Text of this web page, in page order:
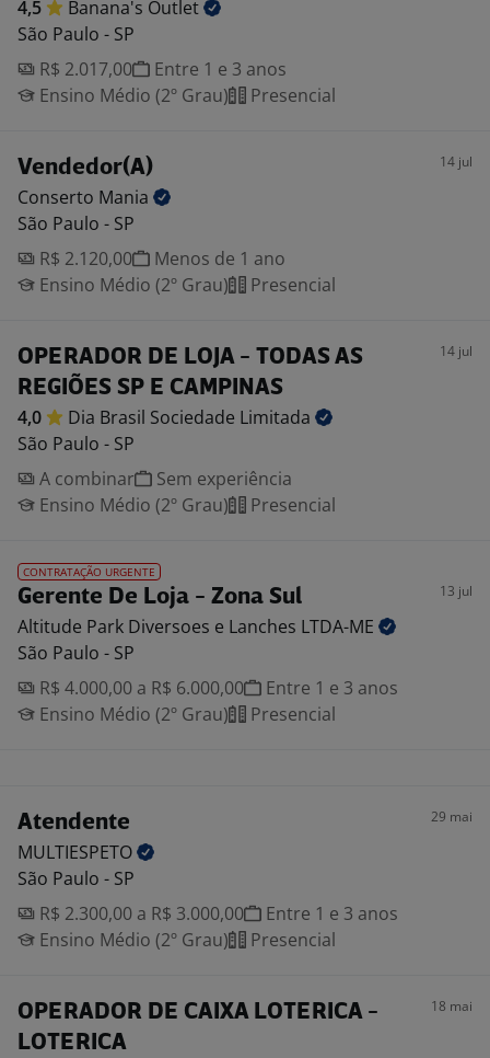
4,5 Banana's Outlet
São Paulo - SP
R$ 2.017,00
Entre 1 e 3 anos
Ensino Médio (2º Grau)
Presencial
Vendedor(A) 14 jul
Conserto Mania
São Paulo - SP
R$ 2.120,00
Menos de 1 ano
Ensino Médio (2º Grau)
Presencial
OPERADOR DE LOJA - TODAS AS
REGIÕES SP E CAMPINAS
14 jul
4,0 Dia Brasil Sociedade Limitada
São Paulo - SP
A combinar
Sem experiência
Ensino Médio (2º Grau)
Presencial
CONTRATAÇÃO URGENTE
Gerente De Loja - Zona Sul 13 jul
Altitude Park Diversoes e Lanches LTDA-ME
São Paulo - SP
R$ 4.000,00 a R$ 6.000,00
Entre 1 e 3 anos
Ensino Médio (2º Grau)
Presencial
Atendente 29 mai
MULTIESPETO
São Paulo - SP
R$ 2.300,00 a R$ 3.000,00
Entre 1 e 3 anos
Ensino Médio (2º Grau)
Presencial
OPERADOR DE CAIXA LOTERICA -
LOTERICA
18 mai